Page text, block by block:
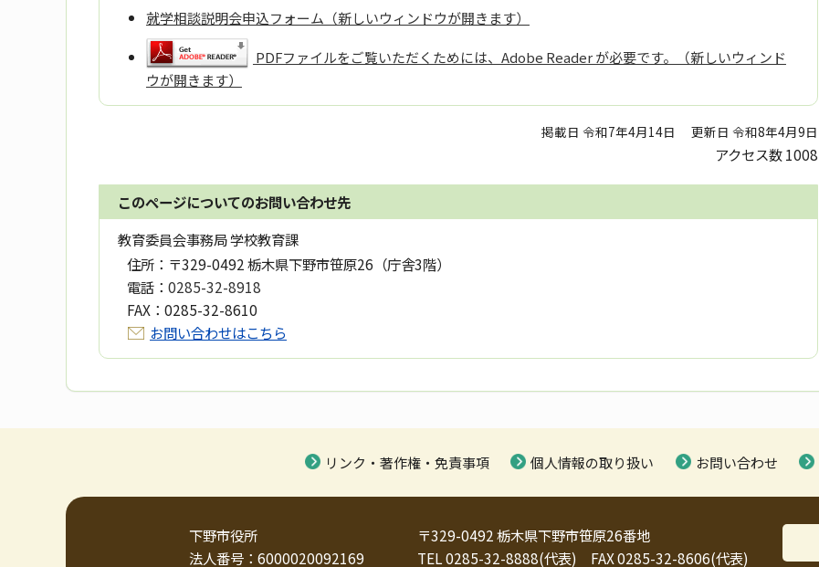
就学相談説明会申込フォーム（新しいウィンドウが開きます）
PDFファイルをご覧いただくためには、Adobe Reader が必要です。（新しいウィンド
ウが開きます）
掲載日 令和7年4月14日 更新日 令和8年4月9日
アクセス数1008
このページについてのお問い合わせ先
教育委員会事務局 学校教育課
住所： 〒329-0492 栃木県下野市笹原26（庁舎3階）
電話： 0285-32-8918
FAX： 0285-32-8610
お問い合わせはこちら
リンク・著作権・免責事項 個人情報の取り扱い お問い合わせ
下野市役所
法人番号：6000020092169
〒329-0492 栃木県下野市笹原26番地
TEL 0285-32-8888(代表) FAX 0285-32-8606(代表)